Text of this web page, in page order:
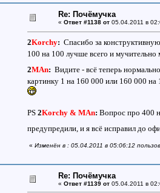
Re: Почёмучка
« Ответ #1138 от05.04.2011 в
2Korchy: Спасибо за
100 на 100 лучше всего и
2MAn: Видите - всё теперь
картинку 1 на 160 000 или 160 000
PS 2Korchy & MAn: Вопрос про 400
предупредили, и я всё исправил до
« Изменён в : 05.04.2011 в 05:06:12
Re: Почёмучка
« Ответ #1139 от05.04.2011 в